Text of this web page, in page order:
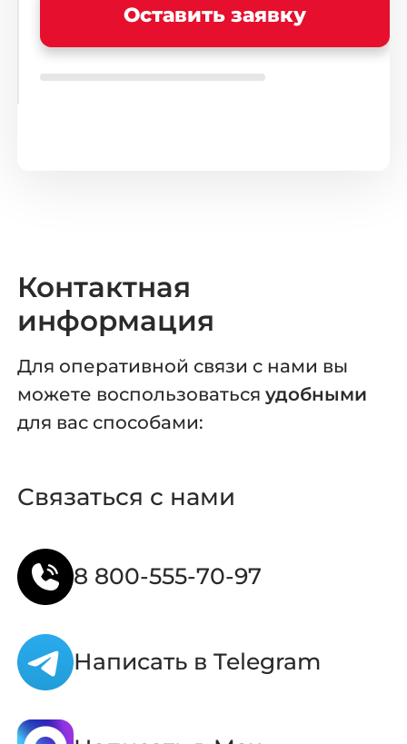
Оставить заявку
Контактная
информация
Для оперативной связи с нами вы
можете воспользоваться удобными
для вас способами:
Связаться с нами
8 800-555-70-97
Написать в Telegram